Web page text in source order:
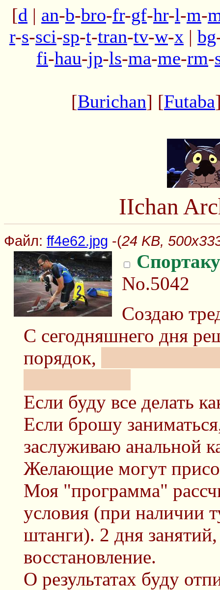
[d | an-b-bro-fr-gf-hr-l-m-
r-s-sci-sp-t-tran-tv-w-x | bg
fi-hau-jp-ls-ma-me-rm-
[Burichan] [Futaba
IIchan
Файл: ff4e62.jpg -(24 KB,
No.5042
Создаю
С сегодняшнего дня
порядок,
Если буду все делать
Если брошу
заслуживаю анальной
Желающие могут
Моя "программа"
условия (при наличии
штанги). 2 дня
восстановление.
О результатах буду